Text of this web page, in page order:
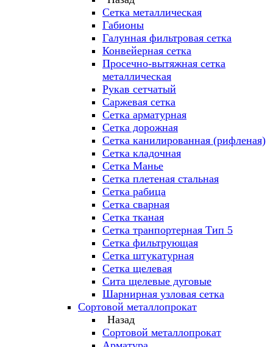
Сетка металлическая
Габионы
Галунная фильтровая сетка
Конвейерная сетка
Просечно-вытяжная сетка
металлическая
Рукав сетчатый
Саржевая сетка
Сетка арматурная
Сетка дорожная
Сетка канилированная (рифленая)
Сетка кладочная
Сетка Манье
Сетка плетеная стальная
Сетка рабица
Сетка сварная
Сетка тканая
Сетка транпортерная Тип 5
Сетка фильтрующая
Сетка штукатурная
Сетка щелевая
Сита щелевые дуговые
Шарнирная узловая сетка
Сортовой металлопрокат
Назад
Сортовой металлопрокат